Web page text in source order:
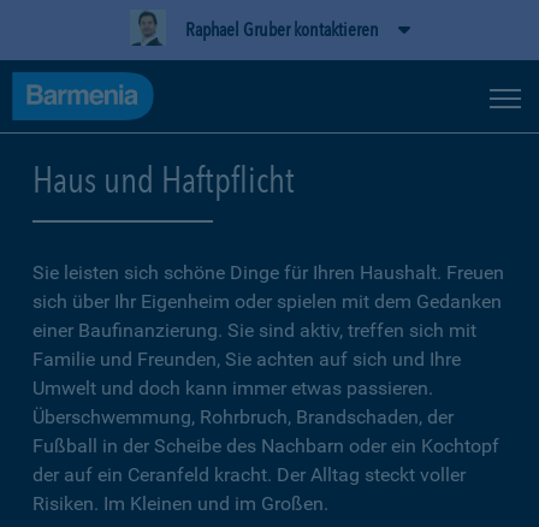
Raphael Gruber kontaktieren
Haus und Haftpflicht
Sie leisten sich schöne Dinge für Ihren Haushalt. Freuen
sich über Ihr Eigenheim oder spielen mit dem Gedanken
einer Baufinanzierung. Sie sind aktiv, treffen sich mit
Familie und Freunden, Sie achten auf sich und Ihre
Umwelt und doch kann immer etwas passieren.
Überschwemmung, Rohrbruch, Brandschaden, der
Fußball in der Scheibe des Nachbarn oder ein Kochtopf
der auf ein Ceranfeld kracht. Der Alltag steckt voller
Risiken. Im Kleinen und im Großen.